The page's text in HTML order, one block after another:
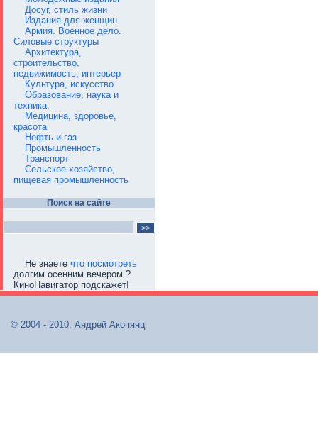
Досуг, стиль жизни
Издания для женщин
Армия. Военное дело.
Силовые структуры
Архитектура,
строительство,
недвижимость, интерьер
Культура, искусство
Образование, наука и
техника,
Медицина, здоровье,
красота
Нефть и газ
Промышленность
Транспорт
Сельское хозяйство,
пищевая промышленность
Поиск на сайте
Не знаете что посмотреть
долгим осенним вечером ?
КиноНавигатор подскажет!
© 2004 - 2010, Андрей Акопянц